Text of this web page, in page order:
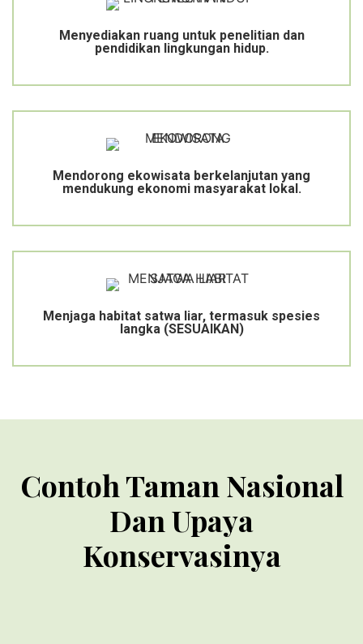
Menyediakan ruang untuk penelitian dan
pendidikan lingkungan hidup.
Mendorong ekowisata berkelanjutan yang
mendukung ekonomi masyarakat lokal.
Menjaga habitat satwa liar, termasuk spesies
langka (SESUAIKAN)
Contoh Taman Nasional
Dan Upaya
Konservasinya